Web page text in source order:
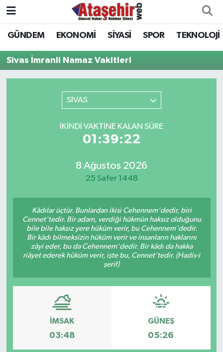
GÜNDEM EKONOMİ SİYASİ SPOR TEKNOLOJİ
Sivas İmranli Namaz Vakitleri
SİVAS
İKINDI VAKTINE KALAN SÜRE
01:39:22
8 Ağustos 2026
25 Safer 1448
Kâdılar üçtür. Bunlardan ikisi Cehennem'dedir, biri
Cennet'tedir. Bir adam, verdiği hükmün haksız olduğunu
bile bile haksız yere hüküm verir, bu Cehennem'dedir.
Bir kâdı bilmeksizin hüküm verir ve insanların haklarını
zâyi eder, bu da Cehennem'dedir. Bir kâdı da hakka
riâyet ederek hüküm verir, işte bu, Cennet'tedir. (Hadis-i
şerif)
İMSAK
03:48
GÜNEŞ
05:26
Hava Durumu
Trafik Durumu
Son Dakika Haberleri